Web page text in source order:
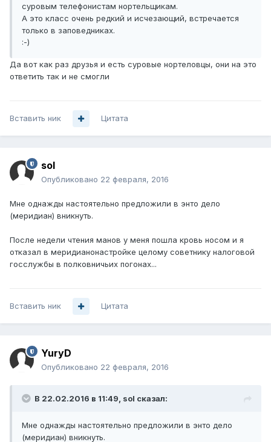
суровым телефонистам нортельщикам.
А это класс очень редкий и исчезающий, встречается
только в заповедниках.
:-)
Да вот как раз друзья и есть суровые нортеловцы, они на это
ответить так и не смогли
Вставить ник Цитата
sol
Опубликовано 22 февраля, 2016
Мне однажды настоятельно предложили в энто дело
(меридиан) вникнуть.
После недели чтения манов у меня пошла кровь носом и я
отказал в меридианонастройке целому советнику налоговой
госслужбы в полковничьих погонах...
Вставить ник Цитата
YuryD
Опубликовано 22 февраля, 2016
В 22.02.2016 в 11:49, sol сказал:
Мне однажды настоятельно предложили в энто дело
(меридиан) вникнуть.